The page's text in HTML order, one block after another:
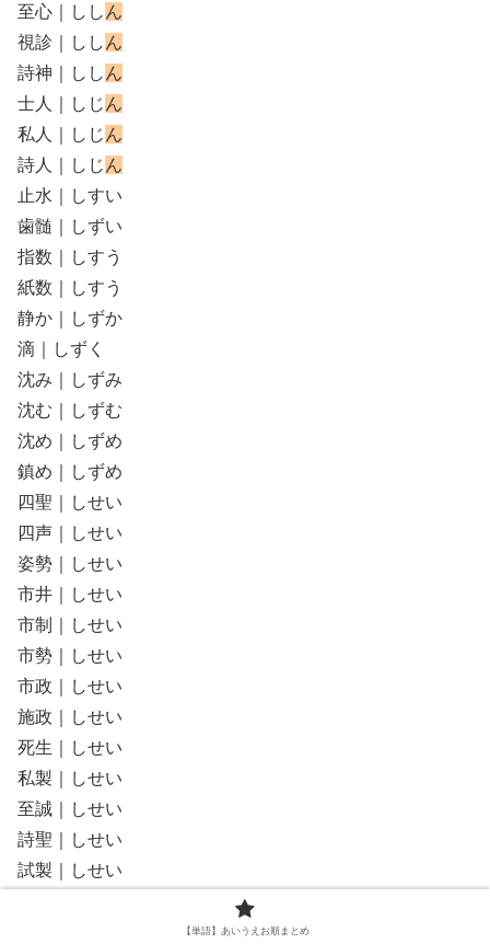
至心｜しし ん
視診｜しし ん
詩神｜しし ん
士人｜しじ ん
私人｜しじ ん
詩人｜しじ ん
止水｜しすい
歯髄｜しずい
指数｜しすう
紙数｜しすう
静か｜しずか
滴｜しずく
沈み｜しずみ
沈む｜しずむ
沈め｜しずめ
鎮め｜しずめ
四聖｜しせい
四声｜しせい
姿勢｜しせい
市井｜しせい
市制｜しせい
市勢｜しせい
市政｜しせい
施政｜しせい
死生｜しせい
私製｜しせい
至誠｜しせい
詩聖｜しせい
試製｜しせい
【単語】あいうえお順まとめ